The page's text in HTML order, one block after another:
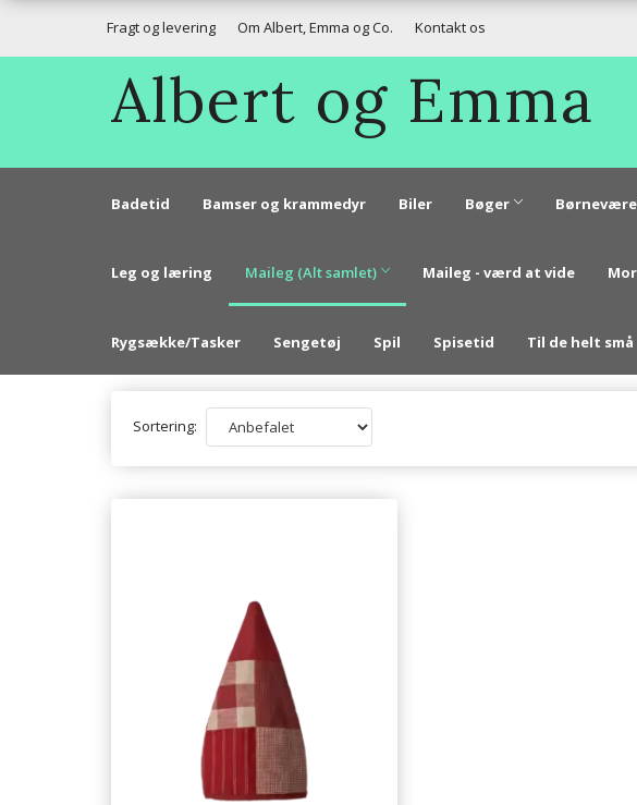
Fragt og levering Om Albert, Emma og Co. Kontakt os
Albert og Emma
Badetid Bamser og krammedyr Biler Bøger
Leg og læring Maileg (Alt samlet) Maileg - værd at vide
Rygsække/Tasker Sengetøj Spil Spisetid Til de helt små
Sortering: